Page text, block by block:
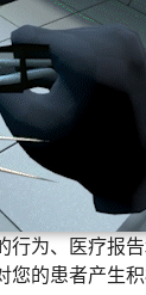
为、医疗报
的患者产生积